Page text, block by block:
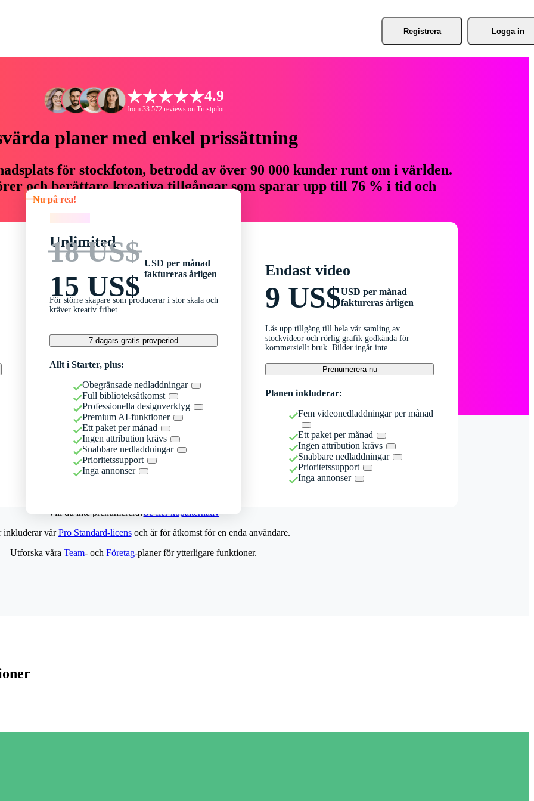
Registrera Logga in
4.9
from 33 572 reviews on Trustpilot
planer med enkel prissättning
för stockfoton, betrodd av över 90 000 kunder runt om i världen.
och berättare kreativa tillgångar som sparar upp till 76 % i tid och
Nu på rea!
Unlimited
18 US$
15 US$
USD per månad
faktureras årligen
För större skapare som producerar i stor skala och
kräver kreativ frihet
7 dagars gratis provperiod
Allt i Starter, plus:
Obegränsade nedladdningar
Full biblioteksåtkomst
Professionella designverktyg
Premium AI-funktioner
Ett paket per månad
Ingen attribution krävs
Snabbare nedladdningar
Prioritetssupport
Inga annonser
Endast video
9 US$USD per månad
faktureras årligen
Lås upp tillgång till hela vår samling av
stockvideor och rörlig grafik godkända för
kommersiellt bruk. Bilder ingår inte.
Prenumerera nu
Planen inkluderar:
Fem videonedladdningar per månad
Ett paket per månad
Ingen attribution krävs
Snabbare nedladdningar
Prioritetssupport
Inga annonser
Vill du inte prenumerera?Se fler köpalternativ
inkluderar vårPro Standard-licensoch är för åtkomst för en enda användare.
Utforska våra Team- och Företag-planer för ytterligare funktioner.